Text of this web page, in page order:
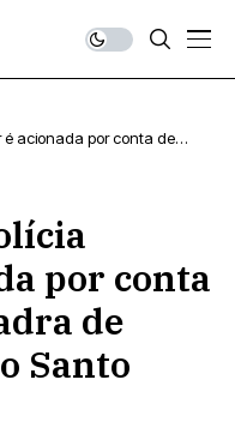
é acionada por conta de
por conta
de
Santo